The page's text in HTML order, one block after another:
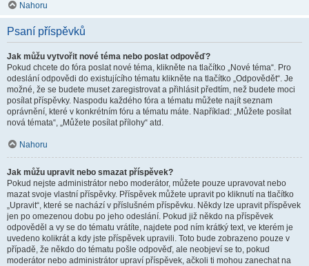
Nahoru
Psaní příspěvků
Jak můžu vytvořit nové téma nebo poslat odpověď?
Pokud chcete do fóra poslat nové téma, klikněte na tlačítko „Nové téma“. Pro
odeslání odpovědi do existujícího tématu klikněte na tlačítko „Odpovědět“. Je
možné, že se budete muset zaregistrovat a přihlásit předtím, než budete moci
posílat příspěvky. Naspodu každého fóra a tématu můžete najít seznam
oprávnění, které v konkrétním fóru a tématu máte. Například: „Můžete posílat
nová témata“, „Můžete posílat přílohy“ atd.
Nahoru
Jak můžu upravit nebo smazat příspěvek?
Pokud nejste administrátor nebo moderátor, můžete pouze upravovat nebo
mazat svoje vlastní příspěvky. Příspěvek můžete upravit po kliknutí na tlačítko
„Upravit“, které se nachází v příslušném příspěvku. Někdy lze upravit příspěvek
jen po omezenou dobu po jeho odeslání. Pokud již někdo na příspěvek
odpověděl a vy se do tématu vrátíte, najdete pod ním krátký text, ve kterém je
uvedeno kolikrát a kdy jste příspěvek upravili. Toto bude zobrazeno pouze v
případě, že někdo do tématu pošle odpověď, ale neobjeví se to, pokud
moderátor nebo administrátor upraví příspěvek, ačkoli ti mohou zanechat na